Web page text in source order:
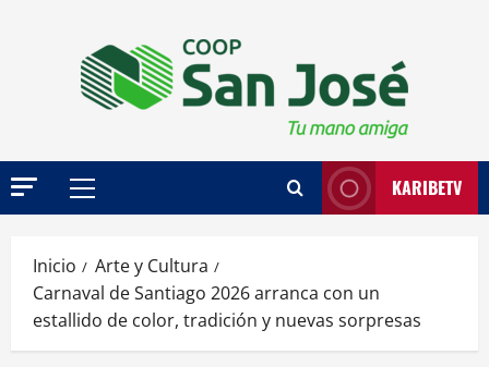
Menú
KARIBETV
Inicio
Arte y Cultura
Carnaval de Santiago 2026 arranca con un
estallido de color, tradición y nuevas sorpresas